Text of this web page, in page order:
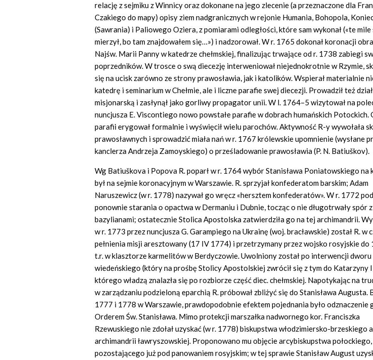
relację z sejmiku z Winnicy oraz dokonane na jego zlecenie (a przeznaczone dla
Czakiego do mapy) opisy ziem nadgranicznych w rejonie Humania, Bohopola,
(Sawrania) i Paliowego Oziera, z pomiarami odległości, które sam wykonał («te mile
mierzył, bo tam znajdowałem się…») i nadzorował. W r. 1765 dokonał koronacji
Najśw. Marii Panny w katedrze chełmskiej, finalizując trwające od r. 1738 zabiegi
poprzedników. W trosce o swą diecezję interweniował niejednokrotnie w Rzymie,
się na ucisk zarówno ze strony prawosławia, jak i katolików. Wspierał materialnie
katedrę i seminarium w Chełmie, ale i liczne parafie swej diecezji. Prowadził też
misjonarską i zasłynął jako gorliwy propagator unii. W l. 1764–5 wizytował na
nuncjusza E. Viscontiego nowo powstałe parafie w dobrach humańskich Potockich.
parafii erygował formalnie i wyświęcił wielu parochów. Aktywność R-y wywołała
prawosławnych i sprowadzić miała nań w r. 1767 królewskie upomnienie (wysłane
kanclerza Andrzeja Zamoyskiego) o prześladowanie prawosławia (P. N. Batiuškov).
Wg Batiuškova i Popova R. poparł w r. 1764 wybór Stanisława Poniatowskiego na
był na sejmie koronacyjnym w Warszawie. R. sprzyjał konfederatom barskim; Adam
Naruszewicz (w r. 1778) nazywał go wręcz «hersztem konfederatów». W r. 1772
ponownie starania o opactwa w Dermaniu i Dubnie, tocząc o nie długotrwały spór z
bazylianami; ostatecznie Stolica Apostolska zatwierdziła go na tej archimandrii.
w r. 1773 przez nuncjusza G. Garampiego na Ukrainę (woj. bracławskie) został R. w
pełnienia misji aresztowany (17 IV 1774) i przetrzymany przez wojsko rosyjskie do
t.r. w klasztorze karmelitów w Berdyczowie. Uwolniony został po interwencji dworu
wiedeńskiego (który na prośbę Stolicy Apostolskiej zwrócił się z tym do Katarzyny
którego władzą znalazła się po rozbiorze część diec. chełmskiej. Napotykając na
w zarządzaniu podzieloną eparchią R. próbował zbliżyć się do Stanisława Augusta.
1777 i 1778 w Warszawie, prawdopodobnie efektem pojednania było odznaczenie
Orderem Św. Stanisława. Mimo protekcji marszałka nadwornego kor. Franciszka
Rzewuskiego nie zdołał uzyskać (w r. 1778) biskupstwa włodzimiersko-brzeskiego
archimandrii ławryszowskiej. Proponowano mu objęcie arcybiskupstwa połockiego,
pozostającego już pod panowaniem rosyjskim; w tej sprawie Stanisław August